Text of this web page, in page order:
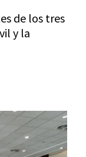
de los tres
y la